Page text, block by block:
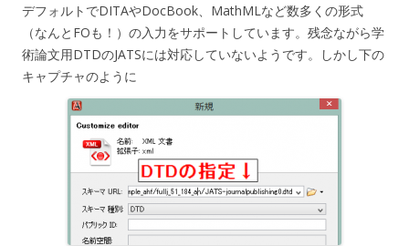
デフォルトでDITAやDocBook、MathMLなど数多くの形式
（なんとFOも！）の入力をサポートしています。残念ながら学
術論文用DTDのJATSには対応していないようです。しかし下の
キャプチャのように